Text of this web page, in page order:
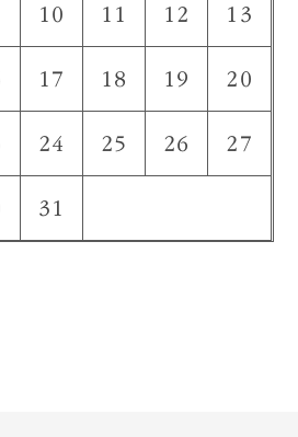
10 11 12 13
17 18 19 20
24 25 26 27
31